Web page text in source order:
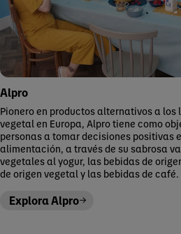
Alpro
Pionero en productos alternativos a los
vegetal en Europa, Alpro tiene como
personas a tomar decisiones positivas
alimentación, a través de su sabrosa
vegetales al yogur, las bebidas de
de origen vegetal y las bebidas de café.
Explora Alpro